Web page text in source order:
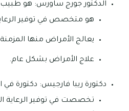
الدكتور جورج ساورس: هو
هو متخصص في توفير
يعالج الأمراض منها المزمنة
علاج الأمراض بشكل عام.
دكتورة ريبا فارجيس: دكتورة
تخصصت في توفير الرعاية